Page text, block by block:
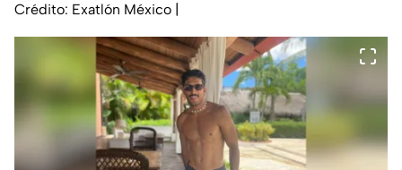
Crédito: Exatlón México |